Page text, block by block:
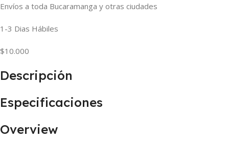
Envíos a toda Bucaramanga y otras ciudades
1-3 Dias Hábiles
$10.000
Descripción
Especificaciones
Overview